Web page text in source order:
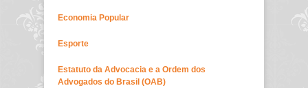
Economia Popular
Esporte
Estatuto da Advocacia e a Ordem dos
Advogados do Brasil (OAB)